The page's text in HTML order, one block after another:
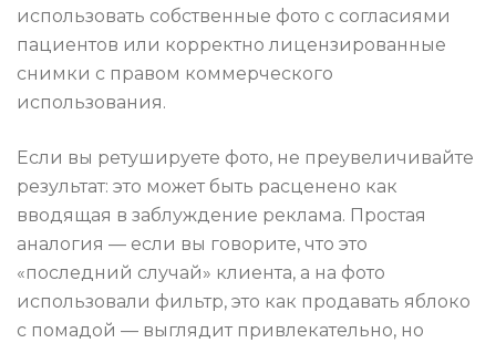
использовать собственные фото с согласиями
пациентов или корректно лицензированные
снимки с правом коммерческого
использования.
Если вы ретушируете фото, не преувеличивайте
результат: это может быть расценено как
вводящая в заблуждение реклама. Простая
аналогия — если вы говорите, что это
«последний случай» клиента, а на фото
использовали фильтр, это как продавать яблоко
с помадой — выглядит привлекательно, но